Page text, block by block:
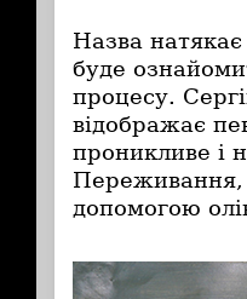
Назва
буде
процесу.
відображає
проникливе і
Переживання,
допомогою